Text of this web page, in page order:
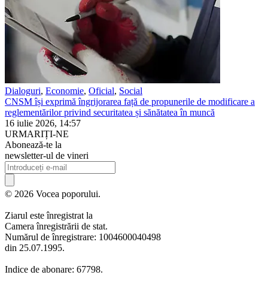
Dialoguri, Economie, Oficial, Social
CNSM își exprimă îngrijorarea față de propunerile de modificare a
reglementărilor privind securitatea și sănătatea în muncă
16 iulie 2026, 14:57
URMARIȚI-NE
Abonează-te la
newsletter-ul de vineri
© 2026 Vocea poporului.
Ziarul este înregistrat la
Camera înregistrării de stat.
Numărul de înregistrare: 1004600040498
din 25.07.1995.
Indice de abonare: 67798.